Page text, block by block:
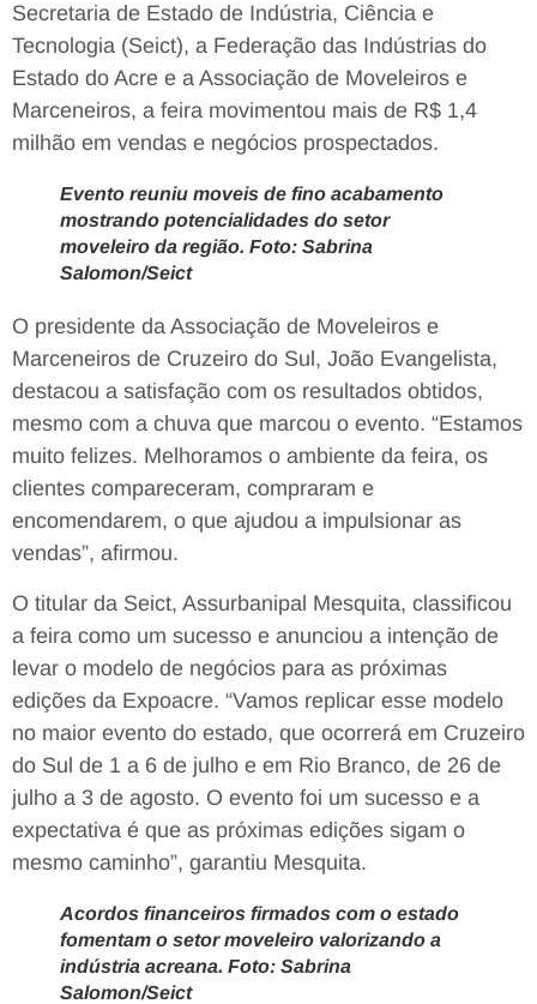
Secretaria de Estado de Indústria, Ciência e
Tecnologia (Seict), a Federação das Indústrias do
Estado do Acre e a Associação de Moveleiros e
Marceneiros, a feira movimentou mais de R$ 1,4
milhão em vendas e negócios prospectados.
Evento reuniu moveis de fino acabamento
mostrando potencialidades do setor
moveleiro da região. Foto: Sabrina
Salomon/Seict
O presidente da Associação de Moveleiros e
Marceneiros de Cruzeiro do Sul, João Evangelista,
destacou a satisfação com os resultados obtidos,
mesmo com a chuva que marcou o evento. “Estamos
muito felizes. Melhoramos o ambiente da feira, os
clientes compareceram, compraram e
encomendarem, o que ajudou a impulsionar as
vendas”, afirmou.
O titular da Seict, Assurbanipal Mesquita, classificou
a feira como um sucesso e anunciou a intenção de
levar o modelo de negócios para as próximas
edições da Expoacre. “Vamos replicar esse modelo
no maior evento do estado, que ocorrerá em Cruzeiro
do Sul de 1 a 6 de julho e em Rio Branco, de 26 de
julho a 3 de agosto. O evento foi um sucesso e a
expectativa é que as próximas edições sigam o
mesmo caminho”, garantiu Mesquita.
Acordos financeiros firmados com o estado
fomentam o setor moveleiro valorizando a
indústria acreana. Foto: Sabrina
Salomon/Seict